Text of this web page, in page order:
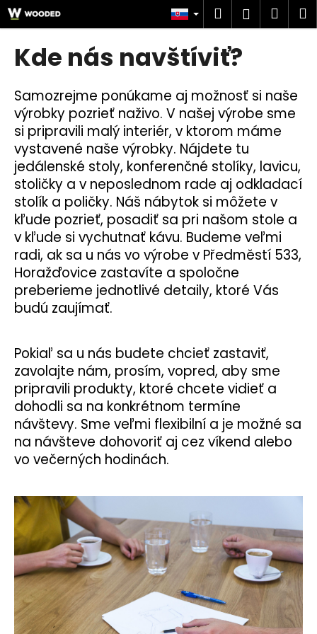
Prejsť
na
obsah
Hľadať
Kde nás navštíviť?
Samozrejme ponúkame aj možnosť si naše
výrobky pozrieť naživo. V našej výrobe sme
si pripravili malý interiér, v ktorom máme
vystavené naše výrobky. Nájdete tu
jedálenské stoly, konferenčné stolíky, lavicu,
stoličky a v neposlednom rade aj odkladací
stolík a poličky. Náš nábytok si môžete v
kľude pozrieť, posadiť sa pri našom stole a
v kľude si vychutnať kávu. Budeme veľmi
radi, ak sa u nás vo výrobe v Předměstí 533,
Horažďovice zastavíte a spoločne
preberieme jednotlivé detaily, ktoré Vás
budú zaujímať.
Pokiaľ sa u nás budete chcieť zastaviť,
zavolajte nám, prosím, vopred, aby sme
pripravili produkty, ktoré chcete vidieť a
dohodli sa na konkrétnom termíne
návštevy. Sme veľmi flexibilní a je možné sa
na návšteve dohovoriť aj cez víkend alebo
vo večerných hodinách.
K
o
o
p
o
t
r
e
b
u
j
e
t
e
n
j
s
ť
?
O
d
p
o
r
ú